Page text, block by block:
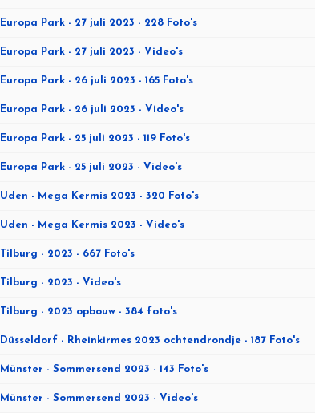
Europa Park - 27 juli 2023 - 228 Foto's
Europa Park - 27 juli 2023 - Video's
Europa Park - 26 juli 2023 - 165 Foto's
Europa Park - 26 juli 2023 - Video's
Europa Park - 25 juli 2023 - 119 Foto's
Europa Park - 25 juli 2023 - Video's
Uden - Mega Kermis 2023 - 320 Foto's
Uden - Mega Kermis 2023 - Video's
Tilburg - 2023 - 667 Foto's
Tilburg - 2023 - Video's
Tilburg - 2023 opbouw - 384 foto's
Düsseldorf - Rheinkirmes 2023 ochtendrondje - 187 Foto's
Münster - Sommersend 2023 - 143 Foto's
Münster - Sommersend 2023 - Video's